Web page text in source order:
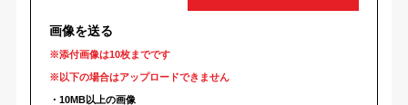
画像を送る
※添付画像は10枚までです
※以下の場合はアップロードできません
・10MB以上の画像